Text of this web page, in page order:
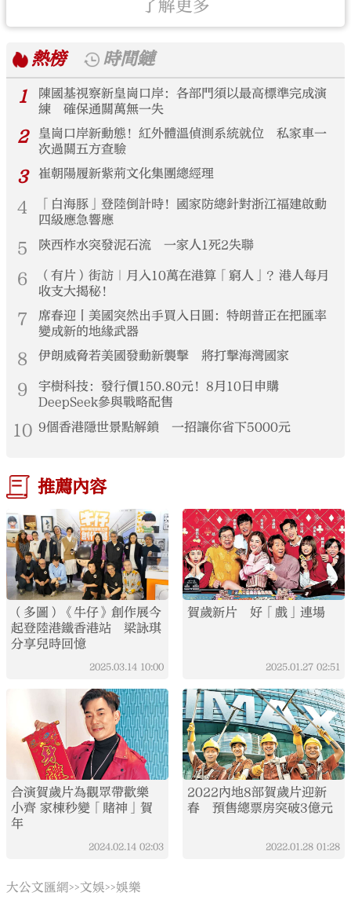
了解更多
熱榜
時間鏈
1
陳國基視察新皇崗口岸：各部門須以最高標準完成演
練 確保通關萬無一失
2
皇崗口岸新動態！紅外體溫偵測系統就位 私家車一
次過關五方查驗
3 崔朝陽履新紫荊文化集團總經理
4
「白海豚」登陸倒計時！國家防總針對浙江福建啟動
四級應急響應
5 陝西柞水突發泥石流 一家人1死2失聯
6
（有片）街訪｜月入10萬在港算「窮人」？港人每月
收支大揭秘！
7
席春迎丨美國突然出手買入日圓：特朗普正在把匯率
變成新的地緣武器
8 伊朗威脅若美國發動新襲擊 將打擊海灣國家
9
宇樹科技：發行價150.80元！8月10日申購
DeepSeek參與戰略配售
10 9個香港隱世景點解鎖 一招讓你省下5000元
推薦內容
（多圖）《牛仔》創作展今
起登陸港鐵香港站 梁詠琪
分享兒時回憶
2025.03.14 10:00
賀歲新片 好「戲」連場
2025.01.27 02:51
合演賀歲片為觀眾帶歡樂
小齊 家棟秒變「賭神」賀
年
2024.02.14 02:03
2022內地8部賀歲片迎新
春 預售總票房突破3億元
2022.01.28 01:28
大公文匯網>>文娛>>娛樂